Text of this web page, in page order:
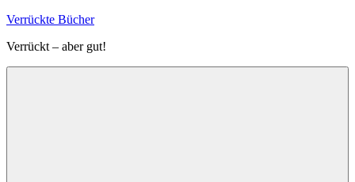
Zum
springen
Verrückte Bücher
Verrückt – aber gut!